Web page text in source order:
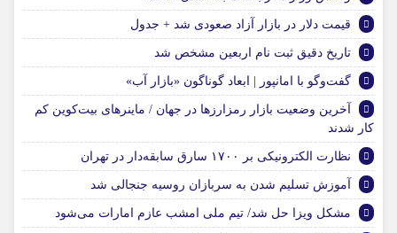
قیمت دلار در بازار آزاد صعودی شد + جدول
تاریخ دقیق ثبت نام اربعین مشخص شد
گفت‌وگو با امانپور | ابعاد گوناگون «بازار آب»
آخرین وضعیت بازار رمزارزها در جهان / ماینرهای بیت‌کوین کم
کار شدند
نظارت الکترونیکی بر ۱۷۰۰ سارق سابقه‌دار در تهران
آموزش تسلیم شدن به سربازان روسیه جنجالی شد
مشکل ویزا حل شد/ تیم ملی امشب عازم امارات می‌شود